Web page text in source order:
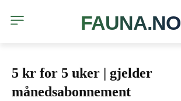
FAUNA.NO
5 kr for 5 uker | gjelder
månedsabonnement